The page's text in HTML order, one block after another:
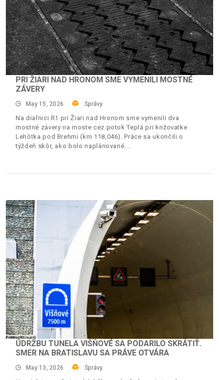
PRI ŽIARI NAD HRONOM SME VYMENILI MOSTNÉ
ZÁVERY
May 15, 2026 Správy
Na diaľnici R1 pri Žiari nad Hronom sme vymenili dva
mostné závery na moste cez potok Teplá pri križovatke
Lehôtka pod Brehmi (km 118,046). Práce sa ukončili o
týždeň skôr, ako bolo naplánované.
ÚDRŽBU TUNELA VIŠŇOVÉ SA PODARILO SKRÁTIŤ.
SMER NA BRATISLAVU SA PRÁVE OTVÁRA
May 13, 2026 Správy